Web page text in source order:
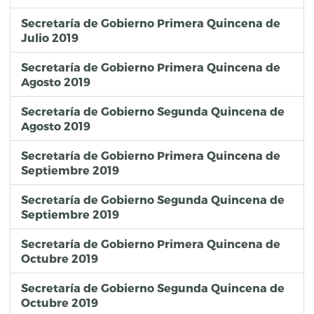
Secretaría de Gobierno Primera Quincena de
Julio 2019
Secretaría de Gobierno Primera Quincena de
Agosto 2019
Secretaría de Gobierno Segunda Quincena de
Agosto 2019
Secretaría de Gobierno Primera Quincena de
Septiembre 2019
Secretaría de Gobierno Segunda Quincena de
Septiembre 2019
Secretaría de Gobierno Primera Quincena de
Octubre 2019
Secretaría de Gobierno Segunda Quincena de
Octubre 2019